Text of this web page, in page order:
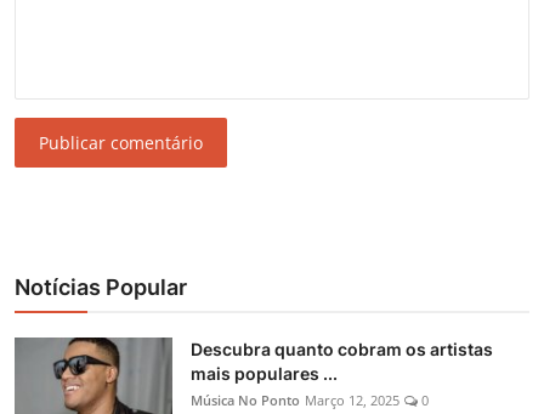
Publicar comentário
Notícias Popular
Descubra quanto cobram os artistas
mais populares ...
Música No Ponto Março 12, 2025 0